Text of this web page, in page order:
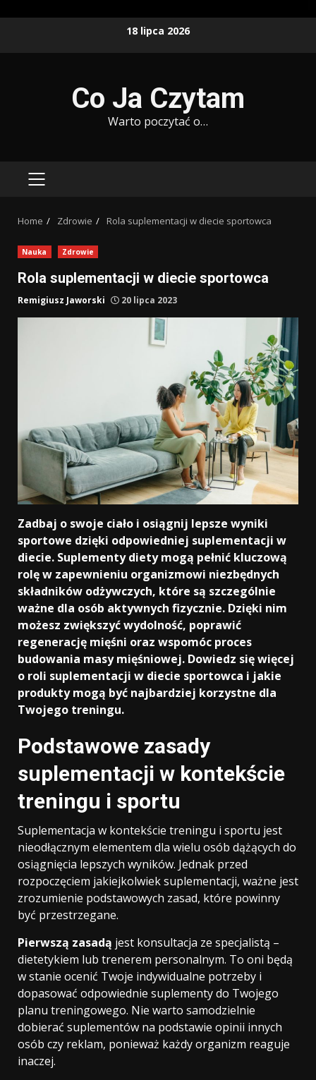
18 lipca 2026
Co Ja Czytam
Warto poczytać o…
PRIMARY
Home Zdrowie Rola suplementacji w diecie sportowca
Nauka Zdrowie
Rola suplementacji w diecie sportowca
Remigiusz Jaworski 20 lipca 2023
Zadbaj o swoje ciało i osiągnij lepsze wyniki
sportowe dzięki odpowiedniej suplementacji w
diecie. Suplementy diety mogą pełnić kluczową
rolę w zapewnieniu organizmowi niezbędnych
składników odżywczych, które są szczególnie
ważne dla osób aktywnych fizycznie. Dzięki nim
możesz zwiększyć wydolność, poprawić
regenerację mięśni oraz wspomóc proces
budowania masy mięśniowej. Dowiedz się więcej
o roli suplementacji w diecie sportowca i jakie
produkty mogą być najbardziej korzystne dla
Twojego treningu.
Podstawowe zasady
suplementacji w kontekście
treningu i sportu
Suplementacja w kontekście treningu i sportu jest
nieodłącznym elementem dla wielu osób dążących do
osiągnięcia lepszych wyników. Jednak przed
rozpoczęciem jakiejkolwiek suplementacji, ważne jest
zrozumienie podstawowych zasad, które powinny
być przestrzegane.
Pierwszą zasadą jest konsultacja ze specjalistą –
dietetykiem lub trenerem personalnym. To oni będą
w stanie ocenić Twoje indywidualne potrzeby i
dopasować odpowiednie suplementy do Twojego
planu treningowego. Nie warto samodzielnie
dobierać suplementów na podstawie opinii innych
osób czy reklam, ponieważ każdy organizm reaguje
inaczej.